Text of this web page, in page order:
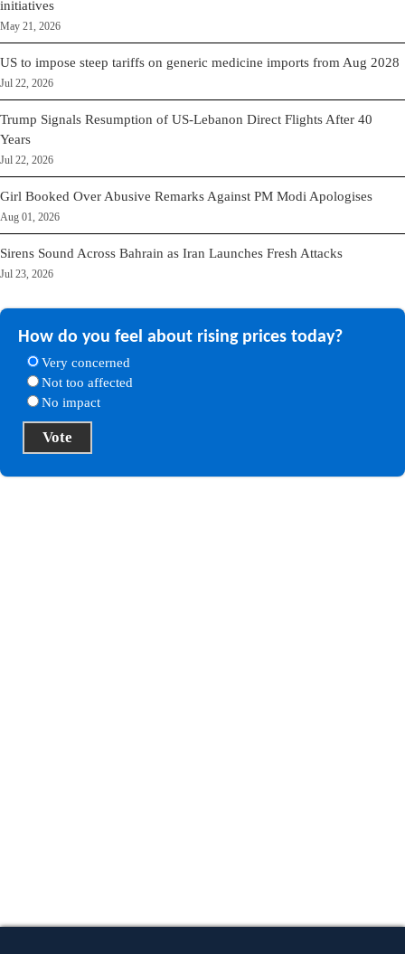
initiatives
May 21, 2026
US to impose steep tariffs on generic medicine imports from Aug 2028
Jul 22, 2026
Trump Signals Resumption of US-Lebanon Direct Flights After 40
Years
Jul 22, 2026
Girl Booked Over Abusive Remarks Against PM Modi Apologises
Aug 01, 2026
Sirens Sound Across Bahrain as Iran Launches Fresh Attacks
Jul 23, 2026
How do you feel about rising prices today?
Very concerned
Not too affected
No impact